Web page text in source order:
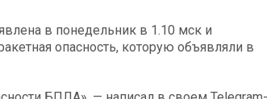
в понедельник в 1.10 мск и
опасность, которую объявляли в